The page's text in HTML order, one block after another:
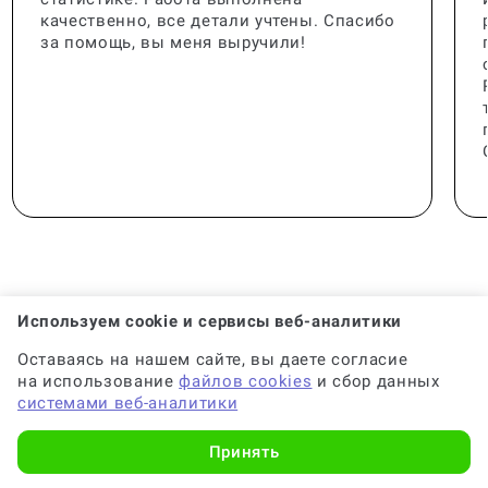
качественно, все детали учтены. Спасибо
за помощь, вы меня выручили!
🟢 Гарантия на консультацию:
Используем cookie и сервисы веб-аналитики
Оставаясь на нашем сайте, вы даете согласие
на использованиефайлов cookies и сбор данных
системами веб-аналитики
Принять